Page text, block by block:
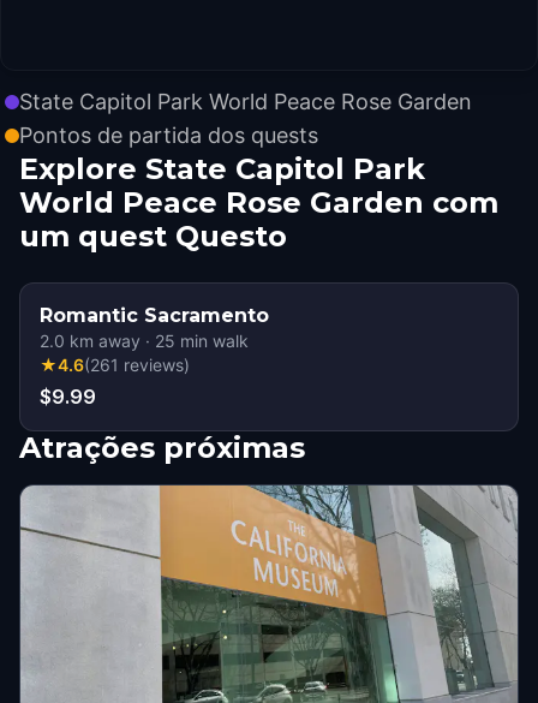
State Capitol Park World Peace Rose Garden
Pontos de partida dos quests
Explore State Capitol Park
World Peace Rose Garden com
um quest Questo
Romantic Sacramento
2.0 km away · 25 min walk
★4.6(261 reviews)
$9.99
Atrações próximas